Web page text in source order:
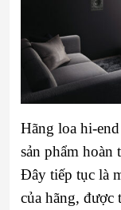
Hãng loa hi-
sản phẩm hoàn
Đây tiếp tục là
của hãng, được